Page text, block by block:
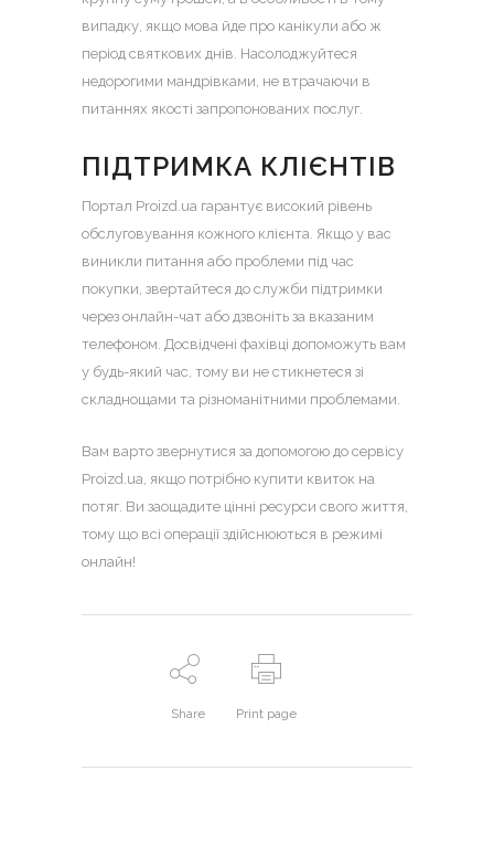
випадку, якщо мова йде про канікули або ж
період святкових днів. Насолоджуйтеся
недорогими мандрівками, не втрачаючи в
питаннях якості запропонованих послуг.
ПІДТРИМКА КЛІЄНТІВ
Портал Proizd.ua гарантує високий рівень
обслуговування кожного клієнта. Якщо у вас
виникли питання або проблеми під час
покупки, звертайтеся до служби підтримки
через онлайн-чат або дзвоніть за вказаним
телефоном. Досвідчені фахівці допоможуть вам
у будь-який час, тому ви не стикнетеся зі
складнощами та різноманітними проблемами.
Вам варто звернутися за допомогою до сервісу
Proizd.ua, якщо потрібно купити квиток на
потяг. Ви заощадите цінні ресурси свого життя,
тому що всі операції здійснюються в режимі
онлайн!
Share Print page